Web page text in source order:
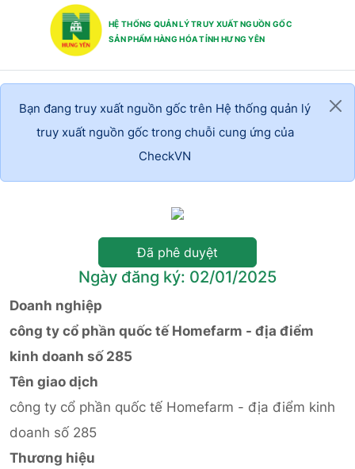
HỆ THỐNG QUẢN LÝ TRUY XUẤT NGUỒN GỐC
SẢN PHẨM HÀNG HÓA TỈNH HƯNG YÊN
Bạn đang truy xuất nguồn gốc trên Hệ thống quản lý
truy xuất nguồn gốc trong chuỗi cung ứng của
CheckVN
Đã phê duyệt
Ngày đăng ký: 02/01/2025
Doanh nghiệp
công ty cổ phần quốc tế Homefarm - địa điểm
kinh doanh số 285
Tên giao dịch
công ty cổ phần quốc tế Homefarm - địa điểm kinh
doanh số 285
Thương hiệu